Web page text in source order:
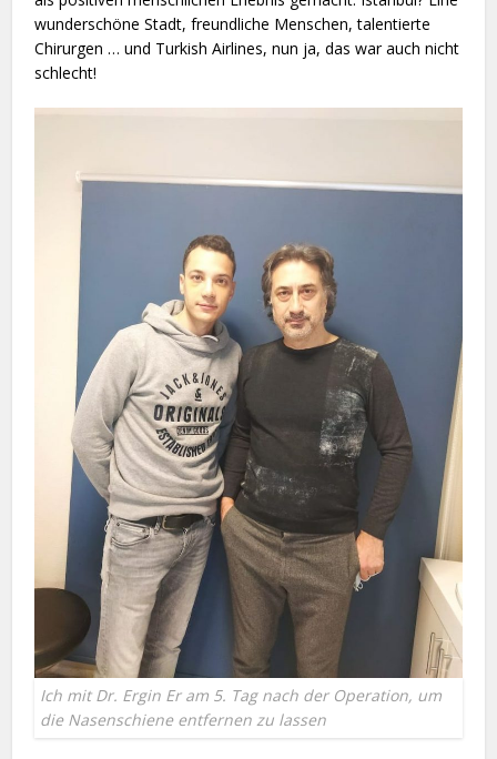
wunderschöne Stadt, freundliche Menschen, talentierte
Chirurgen … und Turkish Airlines, nun ja, das war auch nicht
schlecht!
Ich mit Dr. Ergin Er am 5. Tag nach der Operation, um
die Nasenschiene entfernen zu lassen